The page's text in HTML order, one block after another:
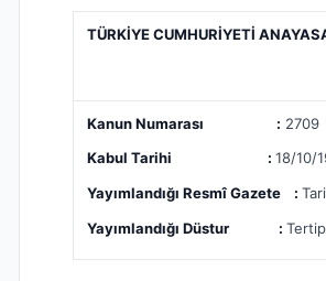
TÜRKİYE CUMHURİYETİ
Kanun Numarası : 2709
Kabul Tarihi : 18/10/
Yayımlandığı Resmî Gazete :
Yayımlandığı Düstur :